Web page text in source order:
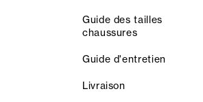
Guide des tailles
chaussures
Guide d'entretien
Livraison